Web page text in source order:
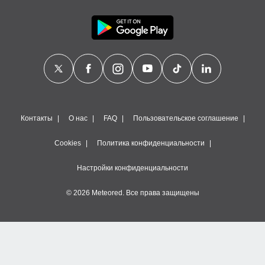
Контакты О нас FAQ Пользовательское соглашение
Cookies Политика конфиденциальности
Настройки конфиденциальности
© 2026 Meteored. Все права защищены